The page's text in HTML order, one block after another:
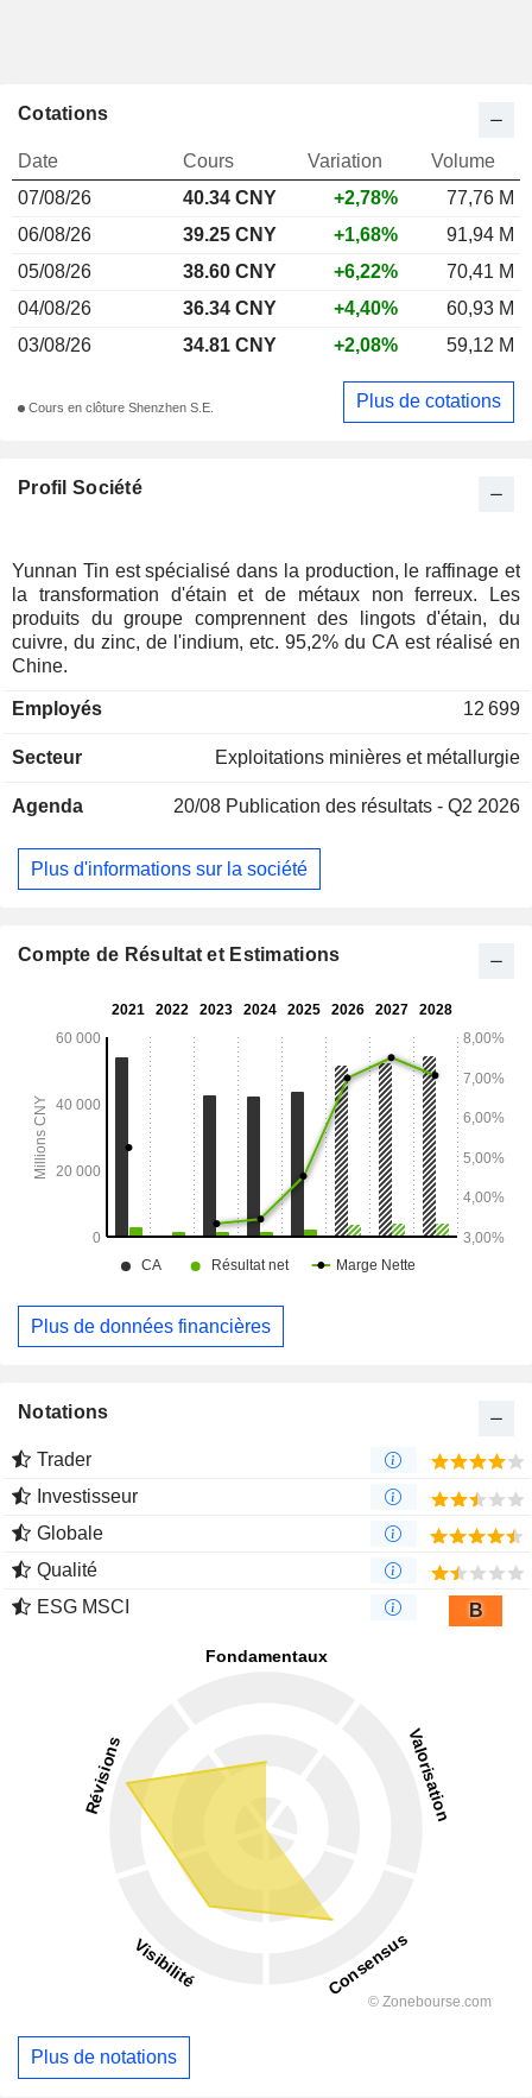
Profil Société
Yunnan Tin est spécialisé dans la production, le raffinage et
la transformation d'étain et de métaux non ferreux. Les
produits du groupe comprennent des lingots d'étain, du
cuivre, du zinc, de l'indium, etc. 95,2% du CA est réalisé en
Chine.
Employés 12 699
Secteur Exploitations minières et métallurgie
Agenda 20/08 Publication des résultats - Q2 2026
Plus d'informations sur la société
Cotations
Date Cours Variation
Volume
07/08/26
40.34 CNY +2,78%
77,76 M
06/08/26
39.25 CNY +1,68%
91,94 M
05/08/26
38.60 CNY +6,22%
70,41 M
04/08/26
36.34 CNY +4,40%
60,93 M
03/08/26
34.81 CNY +2,08% 59,12 M
Cours en clôture Shenzhen S.E. Plus de cotations
Compte de Résultat et Estimations
Plus de données financières
Notations
Trader
Investisseur
Globale
Qualité
ESG MSCI
B
Plus de notations